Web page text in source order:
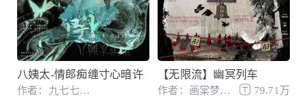
八姨太-情郎痴缠寸心暗许
作者：九七七七七七
【无限流】幽冥列车
作者：画棠梦清风 79.71万